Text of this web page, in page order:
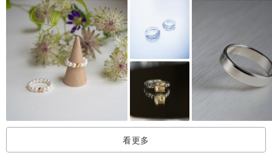
•14k白金手工制作，备有4种金色
天然印度红宝石
天然无冲突钻石
戒指套装可单独选购
手工制作木盒设计包装
包邮运往不同国家地区
看更多